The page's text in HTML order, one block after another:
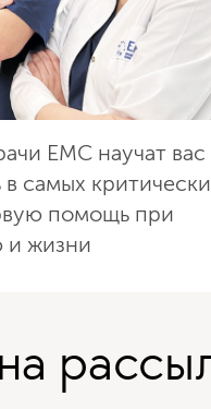
ЕМС научат вас
самых
помощь при
и жизни